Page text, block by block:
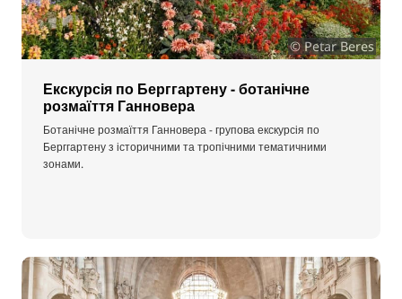
© Petar Beres
Екскурсія по Берггартену - ботанічне
розмаїття Ганновера
Ботанічне розмаїття Ганновера - групова екскурсія по
Берггартену з історичними та тропічними тематичними
зонами.